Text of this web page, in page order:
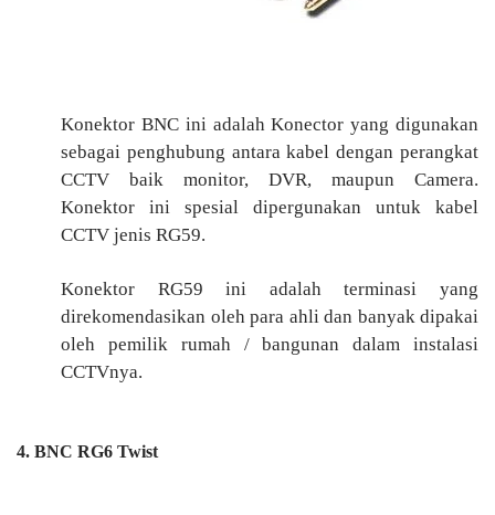
Konektor BNC ini adalah Konector yang digunakan
sebagai penghubung antara kabel dengan perangkat
CCTV baik monitor, DVR, maupun Camera.
Konektor ini spesial dipergunakan untuk kabel
CCTV jenis RG59.
Konektor RG59 ini adalah terminasi yang
direkomendasikan oleh para ahli dan banyak dipakai
oleh pemilik rumah / bangunan dalam instalasi
CCTVnya.
4. BNC RG6 Twist